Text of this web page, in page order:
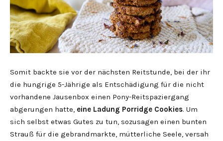
Somit backte sie vor der nächsten Reitstunde, bei der ihr
die hungrige 5-Jährige als Entschädigung für die nicht
vorhandene Jausenbox einen Pony-Reitspaziergang
abgerungen hatte, eine Ladung Porridge Cookies. Um
sich selbst etwas Gutes zu tun, sozusagen einen bunten
Strauß für die gebrandmarkte, mütterliche Seele, versah